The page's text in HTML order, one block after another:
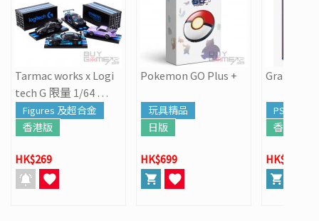
Tarmac works x Logi
tech G 限量 1/64 跑
車模型
Figures 及超合金
香港版
HK$269
Pokemon GO Plus +
玩具精品
日版
HK$699
Grand
PS5
香港版
HK$568